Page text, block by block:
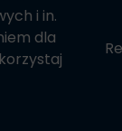
i in.
dla